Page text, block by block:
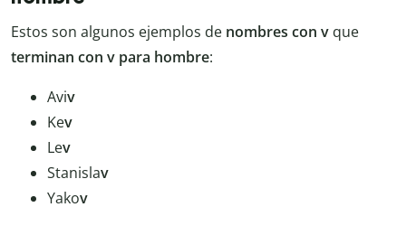
Estos son algunos ejemplos de nombres con v que
terminan con v para hombre:
Aviv
Kev
Lev
Stanislav
Yakov